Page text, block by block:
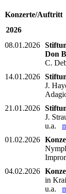
Konzerte/Auftritt
2026
08.01.2026
Don
C.
14.01.2026
J.
21.01.2026
J.
u.a.
01.02.2026
04.02.2026
in
u.a.